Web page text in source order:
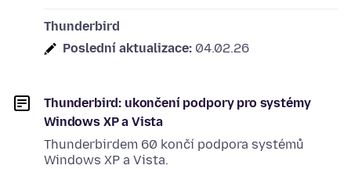
Thunderbird
Poslední aktualizace: 04.02.26
Thunderbird: ukončení podpory pro systémy
Windows XP a Vista
Thunderbirdem 60 končí podpora systémů
Windows XP a Vista.